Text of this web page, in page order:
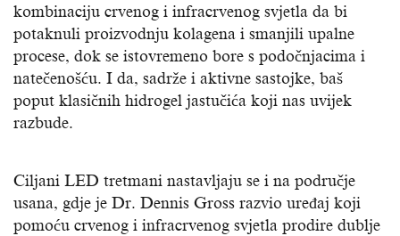
kombinaciju crvenog i infracrvenog svjetla da bi
potaknuli proizvodnju kolagena i smanjili upalne
procese, dok se istovremeno bore s podočnjacima i
natečenošću. I da, sadrže i aktivne sastojke, baš
poput klasičnih hidrogel jastučića koji nas uvijek
razbude.
Ciljani LED tretmani nastavljaju se i na područje
usana, gdje je Dr. Dennis Gross razvio uređaj koji
pomoću crvenog i infracrvenog svjetla prodire dublje